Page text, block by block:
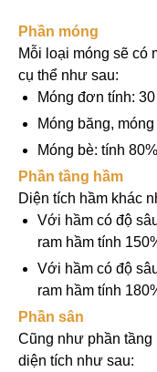
Phần móng
Mỗi loại móng sẽ có
cụ thể như sau:
Móng đơn tính:
Móng băng,
Móng bè: tính
Phần tầng hầm
Diện tích hầm khác
Với hầm có độ
ram hầm tính
Với hầm có độ
ram hầm tính
Phần sân
Cũng như phần tầng
diện tích như sau: